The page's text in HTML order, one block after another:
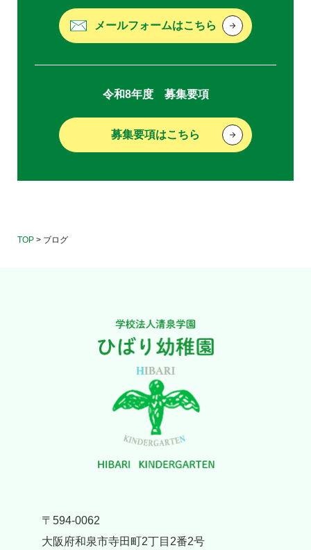
メールフォームはこちら
令和8年度 募集要項
募集要項はこちら
TOP > ブログ
〒594-0062
大阪府和泉市寺田町2丁目2番2号